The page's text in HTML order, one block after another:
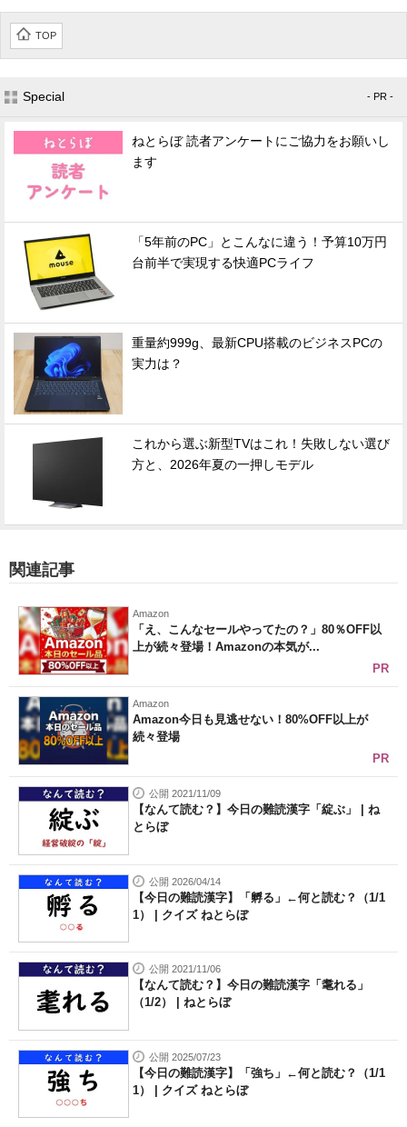
TOP
Special - PR -
ねとらぼ 読者アンケートにご協力をお願いし
ます
「5年前のPC」とこんなに違う！予算10万円
台前半で実現する快適PCライフ
重量約999g、最新CPU搭載のビジネスPCの
実力は？
これから選ぶ新型TVはこれ！失敗しない選び
方と、2026年夏の一押しモデル
関連記事
Amazon
「え、こんなセールやってたの？」80％OFF以
上が続々登場！Amazonの本気が...
PR
Amazon
Amazon今日も見逃せない！80%OFF以上が
続々登場
PR
公開 2021/11/09
【なんて読む？】今日の難読漢字「綻ぶ」 | ね
とらぼ
公開 2026/04/14
【今日の難読漢字】「孵る」←何と読む？（1/1
1） | クイズ ねとらぼ
公開 2021/11/06
【なんて読む？】今日の難読漢字「耄れる」
（1/2） | ねとらぼ
公開 2025/07/23
【今日の難読漢字】「強ち」←何と読む？（1/1
1） | クイズ ねとらぼ